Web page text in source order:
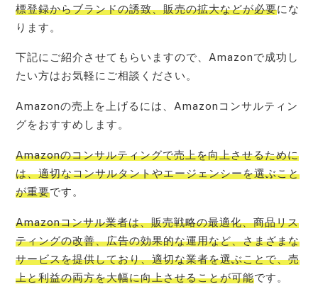
標登録からブランドの誘致、販売の拡大などが必要にな
ります。
下記にご紹介させてもらいますので、Amazonで成功し
たい方はお気軽にご相談ください。
Amazonの売上を上げるには、Amazonコンサルティン
グをおすすめします。
Amazonのコンサルティングで売上を向上させるために
は、適切なコンサルタントやエージェンシーを選ぶこと
が重要です。
Amazonコンサル業者は、販売戦略の最適化、商品リス
ティングの改善、広告の効果的な運用など、さまざまな
サービスを提供しており、適切な業者を選ぶことで、売
上と利益の両方を大幅に向上させることが可能です。